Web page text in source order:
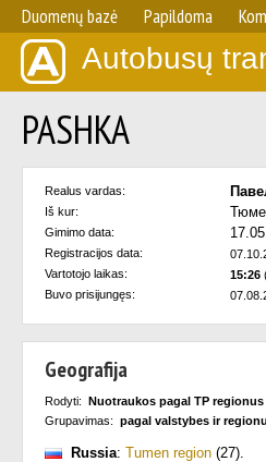
Duomenų bazė Papildoma
Autobusų
PASHKA
Realus vardas:
Iš kur:
Gimimo data:
Registracijos data:
Vartotojo laikas:
15:26
Buvo prisijungęs:
Geografija
Rodyti: Nuotraukos pagal TP regionus
Grupavimas: pagal valstybes ir
Russia: Tumen region (27).